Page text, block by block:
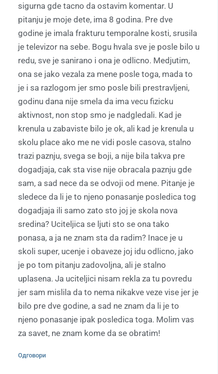
sigurna gde tacno da ostavim komentar. U
pitanju je moje dete, ima 8 godina. Pre dve
godine je imala frakturu temporalne kosti, srusila
je televizor na sebe. Bogu hvala sve je posle bilo u
redu, sve je sanirano i ona je odlicno. Medjutim,
ona se jako vezala za mene posle toga, mada to
je i sa razlogom jer smo posle bili prestravljeni,
godinu dana nije smela da ima vecu fizicku
aktivnost, non stop smo je nadgledali. Kad je
krenula u zabaviste bilo je ok, ali kad je krenula u
skolu place ako me ne vidi posle casova, stalno
trazi paznju, svega se boji, a nije bila takva pre
dogadjaja, cak sta vise nije obracala paznju gde
sam, a sad nece da se odvoji od mene. Pitanje je
sledece da li je to njeno ponasanje posledica tog
dogadjaja ili samo zato sto joj je skola nova
sredina? Uciteljica se ljuti sto se ona tako
ponasa, a ja ne znam sta da radim? Inace je u
skoli super, ucenje i obaveze joj idu odlicno, jako
je po tom pitanju zadovoljna, ali je stalno
uplasena. Ja uciteljici nisam rekla za tu povredu
jer sam mislila da to nema nikakve veze vise jer je
bilo pre dve godine, a sad ne znam da li je to
njeno ponasanje ipak posledica toga. Molim vas
za savet, ne znam kome da se obratim!
Одговори